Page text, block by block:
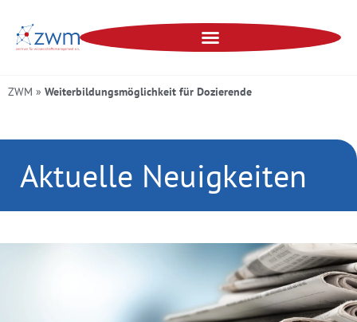
ZWM » Weiterbildungsmöglichkeit für Dozierende
Aktuelle Neuigkeiten